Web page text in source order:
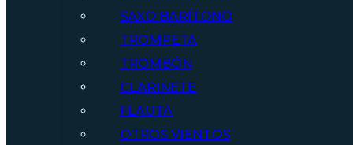
SAXO BARÍTONO
TROMPETA
TROMBÓN
CLARINETE
FLAUTA
OTROS VIENTOS